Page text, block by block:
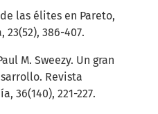
las élites en Pareto,
23(52), 386-407.
M. Sweezy. Un gran
Revista
36(140), 221-227.